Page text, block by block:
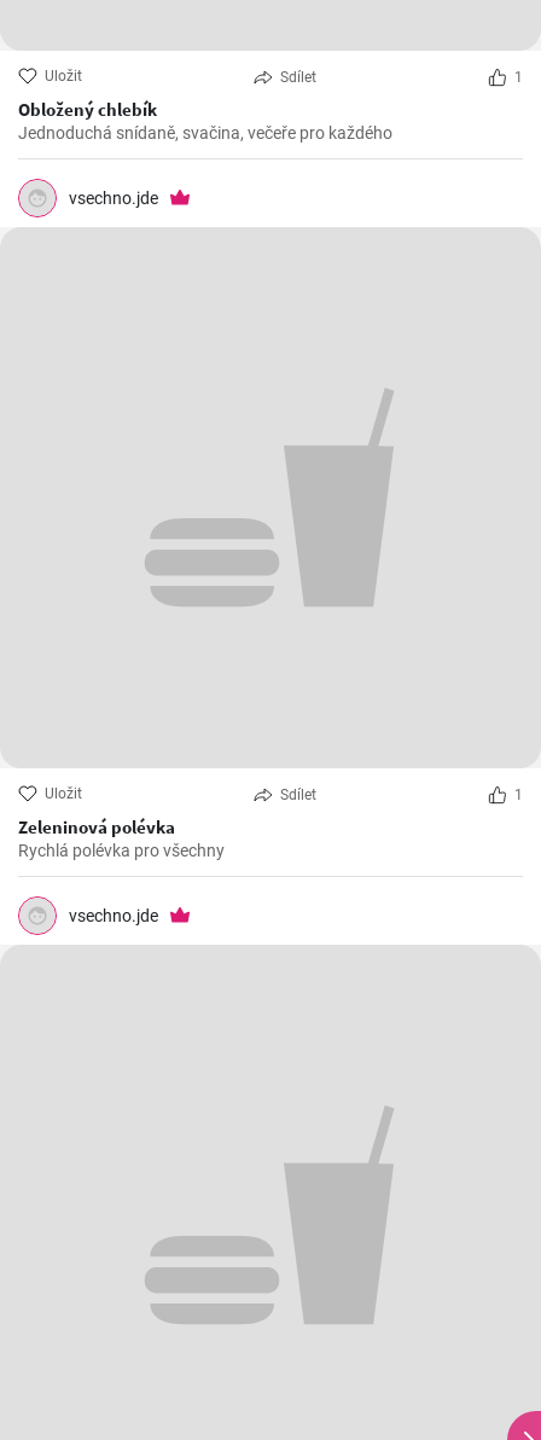
Uložit Sdílet 1
Obložený chlebík
Jednoduchá snídaně, svačina, večeře pro každého
vsechno.jde
Uložit Sdílet 1
Zeleninová polévka
Rychlá polévka pro všechny
vsechno.jde